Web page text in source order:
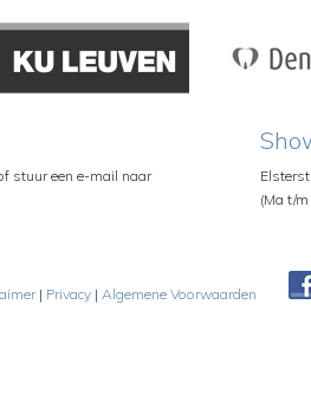
stuur een e-mail naar
(Ma t/
| Privacy | Algemene Voorwaarden